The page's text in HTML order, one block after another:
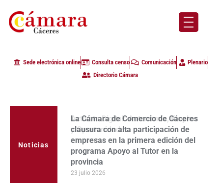
Sede electrónica online Consulta censo Comunicación
Plenario
Directorio Cámara
Noticias
La Cámara de Comercio de Cáceres
clausura con alta participación de
empresas en la primera edición del
programa Apoyo al Tutor en la
provincia
23 julio 2026